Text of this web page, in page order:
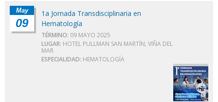
May
09
1a Jornada Transdisciplinaria en
Hematología
TÉRMINO: 09 MAYO 2025
LUGAR: HOTEL PULLMAN SAN MARTÍN, VIÑA DEL
MAR
ESPECIALIDAD: HEMATOLOGÍA